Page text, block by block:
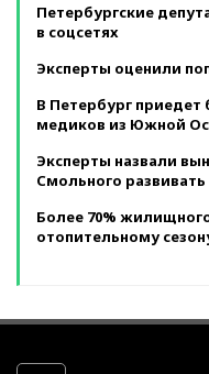
Петербургские
в соцсетях
Эксперты оценили
В Петербург
медиков из Южной
Эксперты назвали
Смольного
Более 70%
отопительному